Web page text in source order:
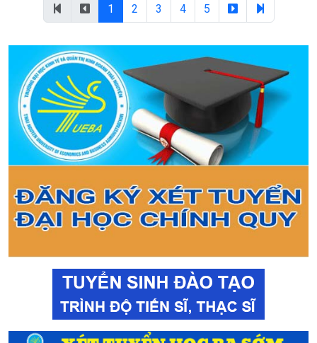
1 2 3 4 5